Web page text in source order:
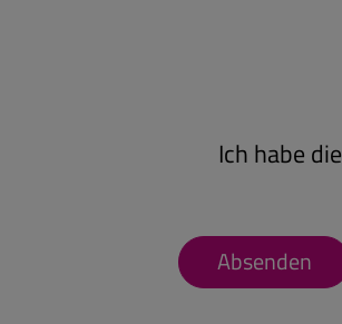
Ich habe die
Absenden